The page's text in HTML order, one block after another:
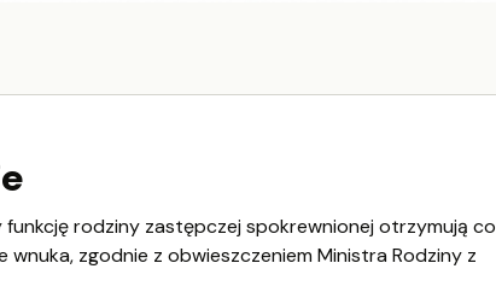
funkcję rodziny zastępczej spokrewnionej otrzymują co
wnuka, zgodnie z obwieszczeniem Ministra Rodziny z